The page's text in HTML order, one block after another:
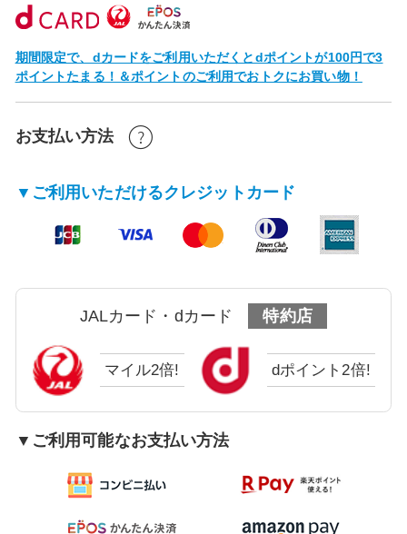
期間限定で、dカードをご利用いただくとdポイントが100円で3
ポイントたまる！＆ポイントのご利用でおトクにお買い物！
お支払い方法
▼ご利用いただけるクレジットカード
JALカード・dカード 特約店
マイル2倍! dポイント2倍!
▼ご利用可能なお支払い方法